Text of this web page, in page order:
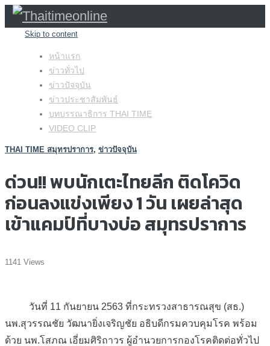
Skip to content
หน้าแรก
ข่าวทั่วไป
ข่าวปัจจุบัน
ข่าวประชาสัมพันธ์
บทบรรณาธิการ THAI TIME
VIDEO CLIP
THAI TIME สมุทรปราการ, ข่าวปัจจุบัน
ด่วน!! พบนักเตะไทยลีก ติดโควิด
ก่อนลงแข่งเพียง 1 วัน เผยล่าสุด
เข้าแคมป์ที่บางบ่อ สมุทรปราการ
1141 Views
วันที่ 11 กันยายน 2563 ที่กระทรวงสาธารณสุข (สธ.)
นพ.สุวรรณชัย วัฒนายิ่งเจริญชัย อธิบดีกรมควบคุมโรค พร้อม
ด้วย นพ.โสภณ เอี่ยมศิริถาวร ผู้อำนวยการกองโรคติดต่อทั่วไป